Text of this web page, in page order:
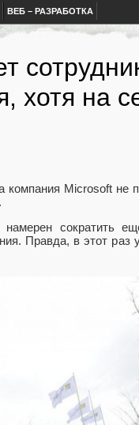
ВЕБ – РАЗРАБОТКА
хотя на
Microsoft не
сократить
Правда, в этот раз